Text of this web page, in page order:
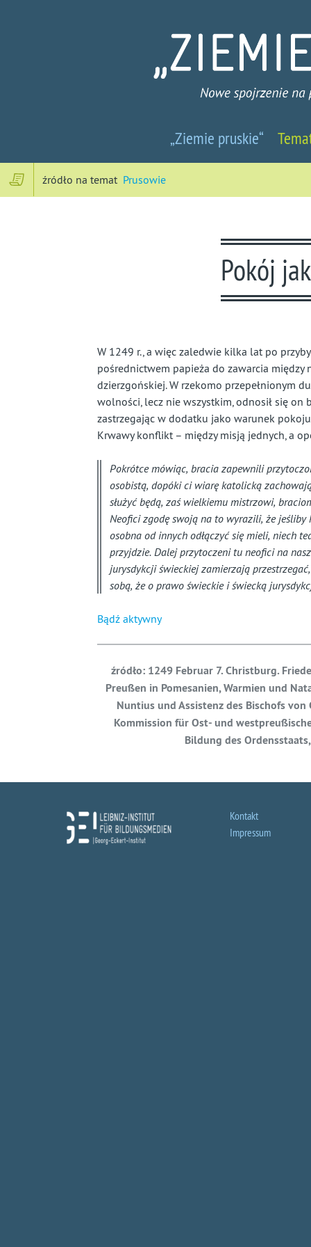
pruskie
-
spojrzenie
całkiem
zapomniany
kraj
„Ziemie pruskie“
źródło na temat Prusowie
Pokój
W 1249 r., a więc zaledwie kilka lat po
pośrednictwem papieża do zawarcia
dzierzgońskiej. W rzekomo przepełnionym
wolności, lecz nie wszystkim, odnosił się
zastrzegając w dodatku jako warunek
Krwawy konflikt – między misją jednych, a
Pokrótce mówiąc, bracia zapewnili
osobistą, dopóki ci wiarę katolicką
służyć będą, zaś wielkiemu mistrzowi,
Neofici zgodę swoją na to wyrazili, że
osobna od innych odłączyć się mieli, niech
przyjdzie. Dalej przytoczeni tu neofici na
jurysdykcji świeckiej zamierzają
sobą, że o prawo świeckie i świecką
Bądź aktywny
źródło: 1249 Februar 7. Christburg.
Preußen in Pomesanien, Warmien und
Nuntius und Assistenz des Bischofs
Kommission für Ost- und
Bildung des
Kontakt
Impressum